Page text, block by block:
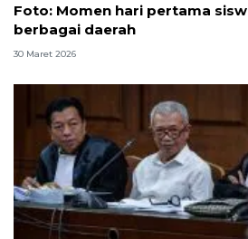
Foto: Momen hari pertama
berbagai daerah
30 Maret 2026